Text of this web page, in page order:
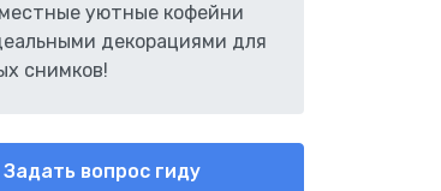
уютные кофейни
декорациями для
снимков!
Задать вопрос гиду